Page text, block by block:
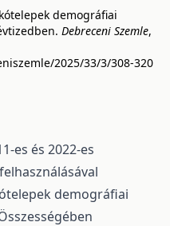
demográfiai
Debreceni Szemle,
2025/33/3/308-320
es és 2022-es
demográfiai